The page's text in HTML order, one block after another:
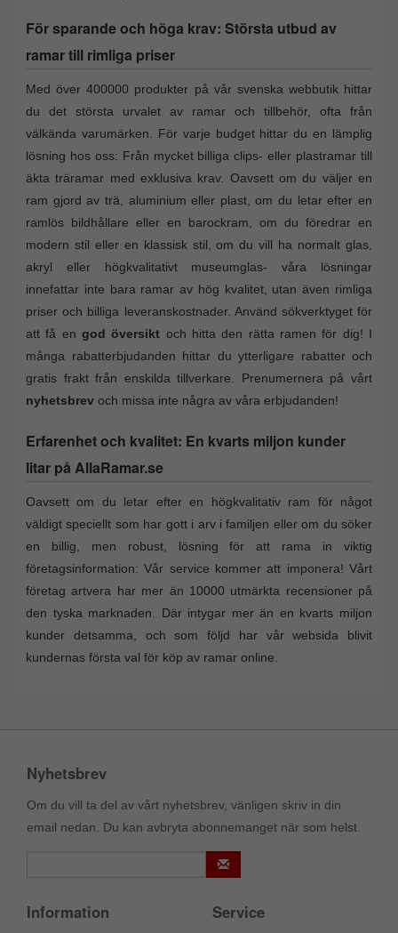
För sparande och höga krav: Största utbud av
ramar till rimliga priser
Med över 400000 produkter på vår svenska webbutik hittar
du det största urvalet av ramar och tillbehör, ofta från
välkända varumärken. För varje budget hittar du en lämplig
lösning hos oss: Från mycket billiga clips- eller plastramar till
äkta träramar med exklusiva krav. Oavsett om du väljer en
ram gjord av trä, aluminium eller plast, om du letar efter en
ramlös bildhållare eller en barockram, om du föredrar en
modern stil eller en klassisk stil, om du vill ha normalt glas,
akryl eller högkvalitativt museumglas- våra lösningar
innefattar inte bara ramar av hög kvalitet, utan även rimliga
priser och billiga leveranskostnader. Använd sökverktyget för
att få en god översikt och hitta den rätta ramen för dig! I
många rabatterbjudanden hittar du ytterligare rabatter och
gratis frakt från enskilda tillverkare. Prenumernera på vårt
nyhetsbrev och missa inte några av våra erbjudanden!
Erfarenhet och kvalitet: En kvarts miljon kunder
litar på AllaRamar.se
Oavsett om du letar efter en högkvalitativ ram för något
väldigt speciellt som har gott i arv i familjen eller om du söker
en billig, men robust, lösning för att rama in viktig
företagsinformation: Vår service kommer att imponera! Vårt
företag artvera har mer än 10000 utmärkta recensioner på
den tyska marknaden. Där intygar mer än en kvarts miljon
kunder detsamma, och som följd har vår websida blivit
kundernas första val för köp av ramar online.
Nyhetsbrev
Om du vill ta del av vårt nyhetsbrev, vänligen skriv in din
email nedan. Du kan avbryta abonnemanget när som helst.
Information Service